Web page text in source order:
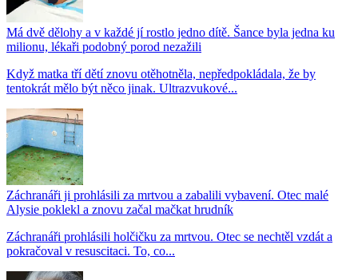
Má dvě dělohy a v každé jí rostlo jedno dítě. Šance byla jedna ku
milionu, lékaři podobný porod nezažili
Když matka tří dětí znovu otěhotněla, nepředpokládala, že by
tentokrát mělo být něco jinak. Ultrazvukové...
Záchranáři ji prohlásili za mrtvou a zabalili vybavení. Otec malé
Alysie poklekl a znovu začal mačkat hrudník
Záchranáři prohlásili holčičku za mrtvou. Otec se nechtěl vzdát a
pokračoval v resuscitaci. To, co...